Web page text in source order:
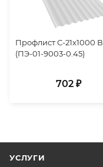
Профлист С-21х1000 В
(ПЭ-01-9003-0.45)
702 ₽
УСЛУГИ